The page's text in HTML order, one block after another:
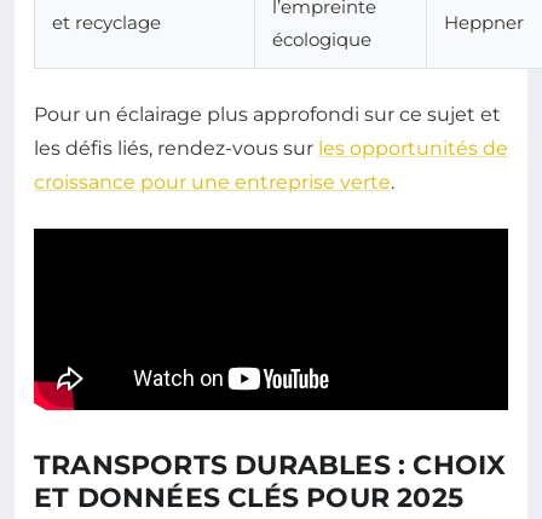
et recyclage
l’empreinte
écologique
Heppner
Pour un éclairage plus approfondi sur ce sujet et
les défis liés, rendez-vous sur les opportunités de
croissance pour une entreprise verte.
TRANSPORTS DURABLES : CHOIX
ET DONNÉES CLÉS POUR 2025